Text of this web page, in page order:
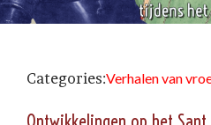
Categories:Verhalen van